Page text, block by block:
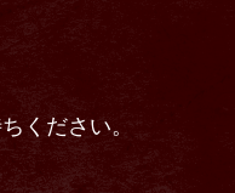
ください。